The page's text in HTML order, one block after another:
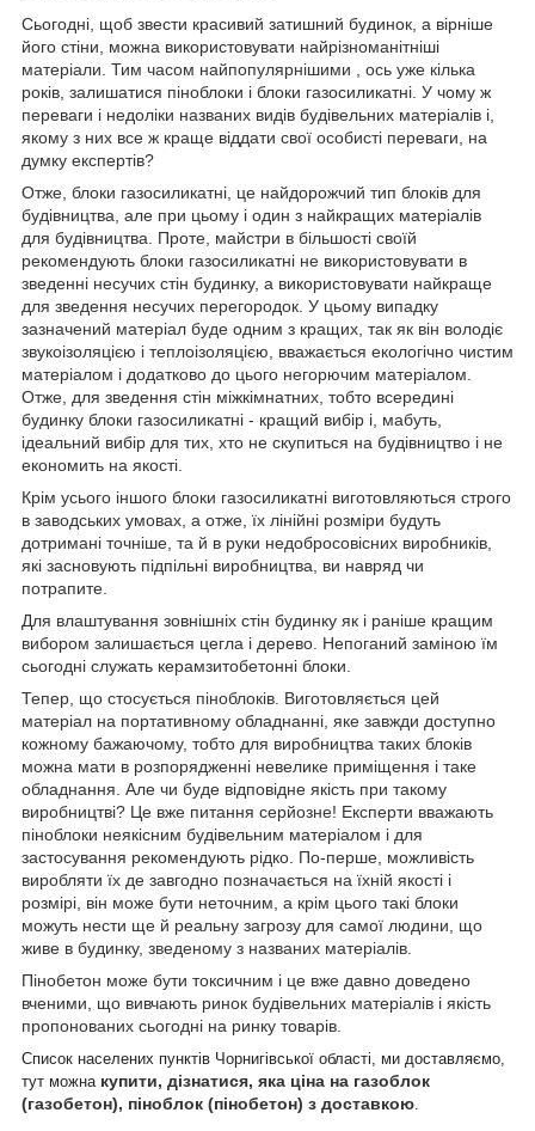
Сьогодні, щоб звести красивий затишний будинок, а вірніше
його стіни, можна використовувати найрізноманітніші
матеріали. Тим часом найпопулярнішими , ось уже кілька
років, залишатися піноблоки і блоки газосиликатні. У чому ж
переваги і недоліки названих видів будівельних матеріалів і,
якому з них все ж краще віддати свої особисті переваги, на
думку експертів?
Отже, блоки газосиликатні, це найдорожчий тип блоків для
будівництва, але при цьому і один з найкращих матеріалів
для будівництва. Проте, майстри в більшості своїй
рекомендують блоки газосиликатні не використовувати в
зведенні несучих стін будинку, а використовувати найкраще
для зведення несучих перегородок. У цьому випадку
зазначений матеріал буде одним з кращих, так як він володіє
звукоізоляцією і теплоізоляцією, вважається екологічно чистим
матеріалом і додатково до цього негорючим матеріалом.
Отже, для зведення стін міжкімнатних, тобто всередині
будинку блоки газосиликатні - кращий вибір і, мабуть,
ідеальний вибір для тих, хто не скупиться на будівництво і не
економить на якості.
Крім усього іншого блоки газосиликатні виготовляються строго
в заводських умовах, а отже, їх лінійні розміри будуть
дотримані точніше, та й в руки недобросовісних виробників,
які засновують підпільні виробництва, ви навряд чи
потрапите.
Для влаштування зовнішніх стін будинку як і раніше кращим
вибором залишається цегла і дерево. Непоганий заміною їм
сьогодні служать керамзитобетонні блоки.
Тепер, що стосується піноблоків. Виготовляється цей
матеріал на портативному обладнанні, яке завжди доступно
кожному бажаючому, тобто для виробництва таких блоків
можна мати в розпорядженні невелике приміщення і таке
обладнання. Але чи буде відповідне якість при такому
виробництві? Це вже питання серйозне! Експерти вважають
піноблоки неякісним будівельним матеріалом і для
застосування рекомендують рідко. По-перше, можливість
виробляти їх де завгодно позначається на їхній якості і
розмірі, він може бути неточним, а крім цього такі блоки
можуть нести ще й реальну загрозу для самої людини, що
живе в будинку, зведеному з названих матеріалів.
Пінобетон може бути токсичним і це вже давно доведено
вченими, що вивчають ринок будівельних матеріалів і якість
пропонованих сьогодні на ринку товарів.
Список населених пунктів Чорнигівської області, ми доставляємо,
тут можна купити, дізнатися, яка ціна на газоблок
(газобетон), піноблок (пінобетон) з доставкою